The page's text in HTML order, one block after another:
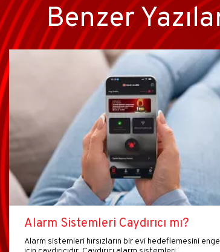
Benzer
Alarm Sistemleri Caydırıcı mı?
Alarm sistemleri hırsızların bir evi hedeflemesini